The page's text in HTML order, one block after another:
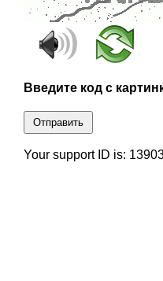
Введите код с
Отправить
Your support ID is: